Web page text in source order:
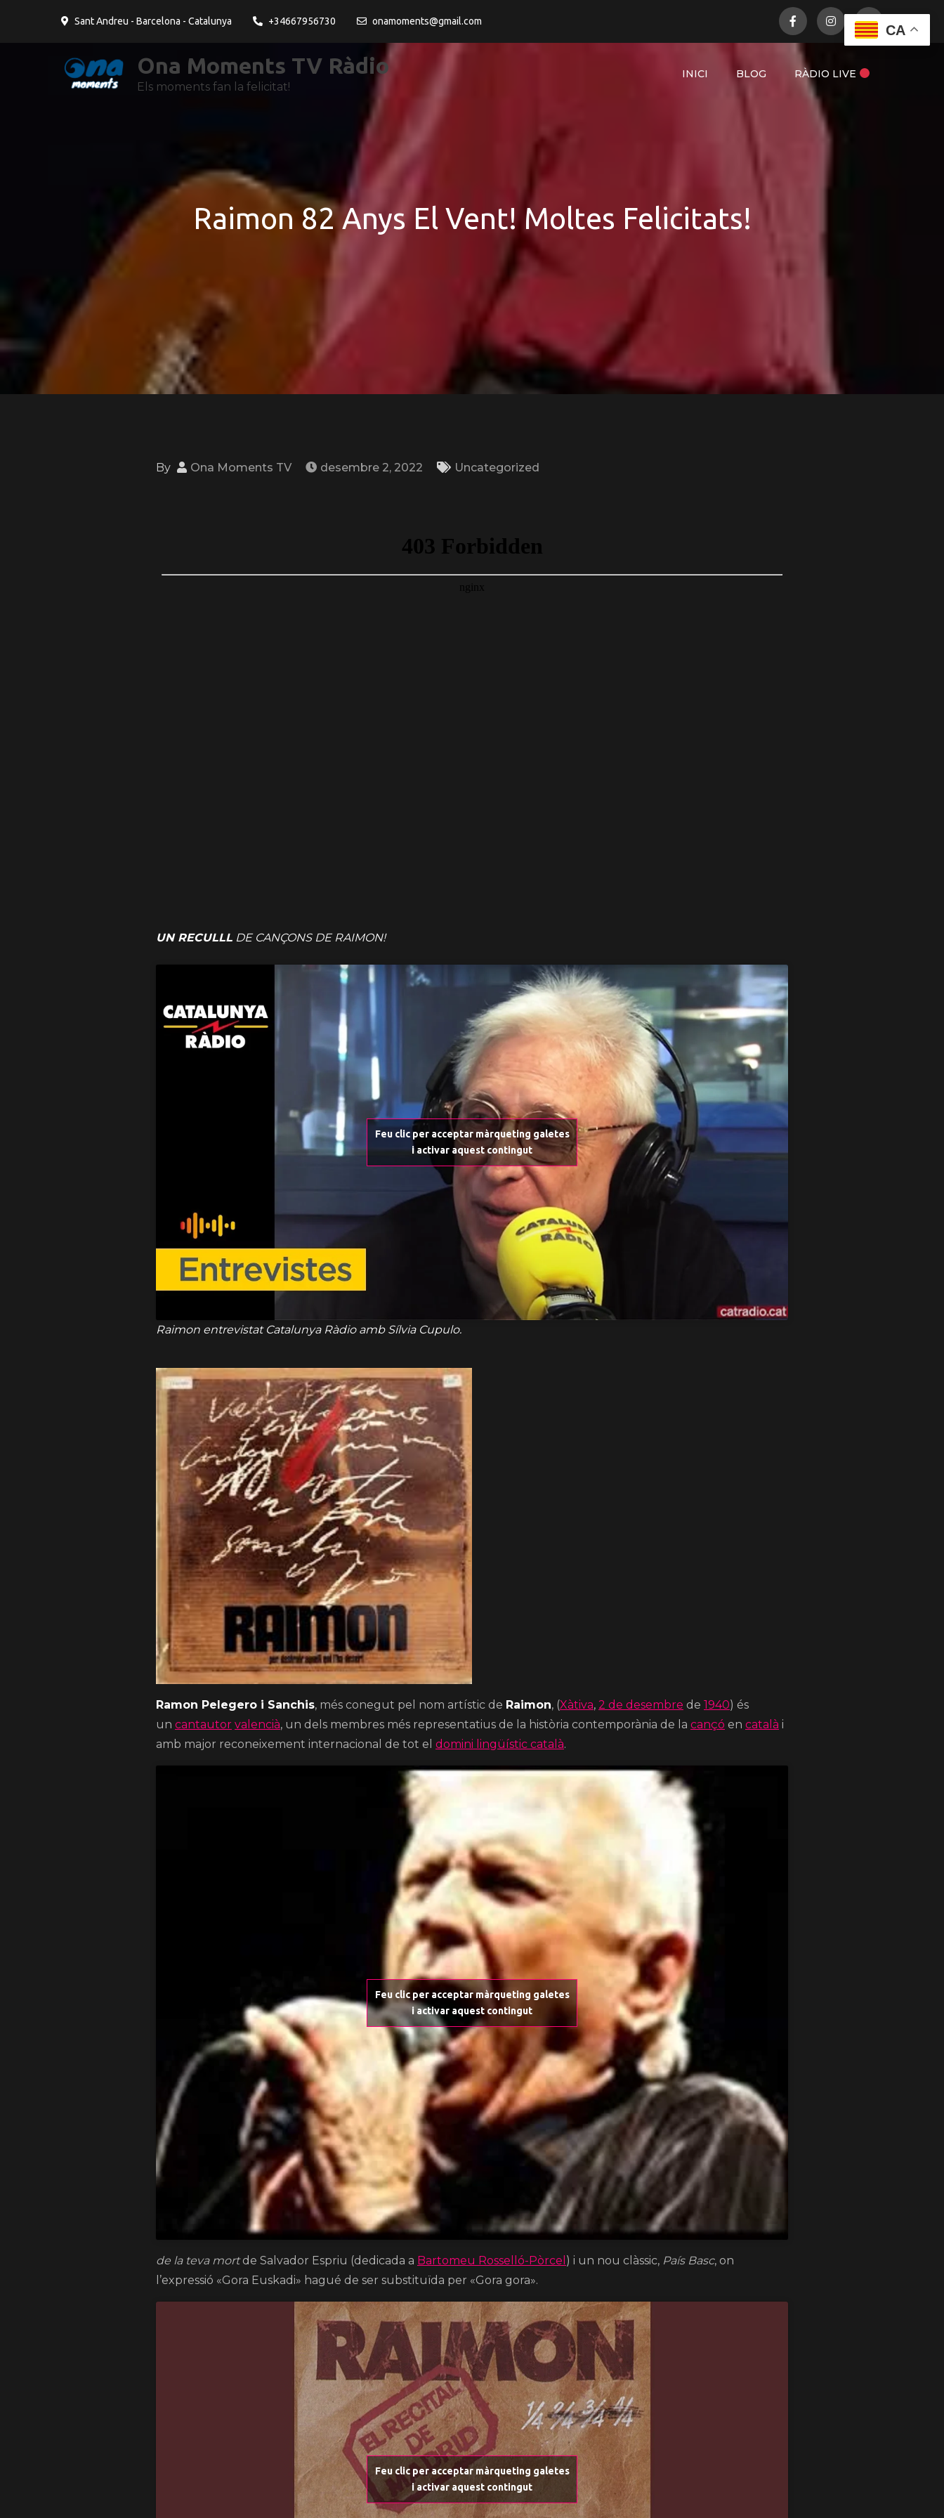
Sant Andreu - Barcelona - Catalunya +34667956730 onamoments@gmail.com
Ona Moments TV Ràdio
Els moments fan la felicitat!
INICI BLOG RÀDIO LIVE
Raimon 82 Anys El Vent! Moltes Felicitats!
By Ona Moments TV desembre 2, 2022 Uncategorized
UN RECULLL DE CANÇONS DE RAIMON!
Feu clic per acceptar màrqueting galetes
i activar aquest contingut
Raimon entrevistat Catalunya Ràdio amb Sílvia Cupulo.
Ramon Pelegero i Sanchis, més conegut pel nom artístic de Raimon, (Xàtiva, 2 de desembre de 1940) és
un cantautor valencià, un dels membres més representatius de la història contemporània de la cançó en català i
amb major reconeixement internacional de tot el domini lingüístic català.
Feu clic per acceptar màrqueting galetes
i activar aquest contingut
de la teva mortde Salvador Espriu (dedicada a Bartomeu Rosselló-Pòrcel ) i un nou clàssic, País Basc, on
l’expressió «Gora Euskadi» hagué de ser substituïda per «Gora gora».
Feu clic per acceptar màrqueting galetes
i activar aquest contingut
CA